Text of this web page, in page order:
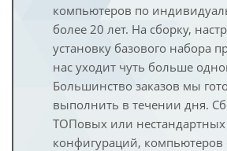
компьютеров по
более 20 лет. На сборку,
установку базового набора
нас уходит чуть больше
Большинство заказов мы
выполнить в течении дня.
ТОПовых или нестандартных
конфигураций, компьютеров